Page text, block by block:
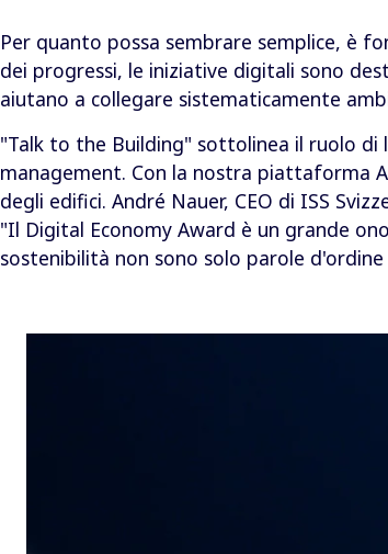
Per quanto possa sembrare semplice, è
dei progressi, le iniziative digitali sono
aiutano a collegare sistematicamente
"Talk to the Building" sottolinea il ruolo di
management. Con la nostra piattaforma
degli edifici. André Nauer, CEO di ISS
"Il Digital Economy Award è un grande
sostenibilità non sono solo parole